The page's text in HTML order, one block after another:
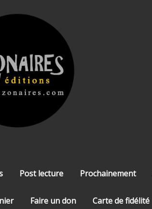
Post lecture Prochainement
Faire un don Carte de fidélité